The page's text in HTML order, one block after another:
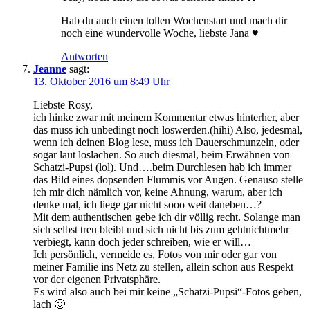
Hab du auch einen tollen Wochenstart und mach dir
noch eine wundervolle Woche, liebste Jana ♥
Antworten
Jeanne sagt:
13. Oktober 2016 um 8:49 Uhr
Liebste Rosy,
ich hinke zwar mit meinem Kommentar etwas hinterher, aber
das muss ich unbedingt noch loswerden.(hihi) Also, jedesmal,
wenn ich deinen Blog lese, muss ich Dauerschmunzeln, oder
sogar laut loslachen. So auch diesmal, beim Erwähnen von
Schatzi-Pupsi (lol). Und….beim Durchlesen hab ich immer
das Bild eines dopsenden Flummis vor Augen. Genauso stelle
ich mir dich nämlich vor, keine Ahnung, warum, aber ich
denke mal, ich liege gar nicht sooo weit daneben…?
Mit dem authentischen gebe ich dir völlig recht. Solange man
sich selbst treu bleibt und sich nicht bis zum gehtnichtmehr
verbiegt, kann doch jeder schreiben, wie er will…
Ich persönlich, vermeide es, Fotos von mir oder gar von
meiner Familie ins Netz zu stellen, allein schon aus Respekt
vor der eigenen Privatsphäre.
Es wird also auch bei mir keine „Schatzi-Pupsi“-Fotos geben,
lach 🙂